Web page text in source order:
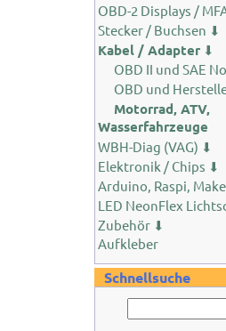
OBD-2 Displays /
Stecker / Buchsen ⬇
Kabel / Adapter ⬇
OBD II und SAE
OBD und
Motorrad, ATV,
Wasserfahrzeuge
WBH-Diag (VAG) ⬇
Elektronik / Chips ⬇
Arduino, Raspi,
LED NeonFlex
Zubehör ⬇
Aufkleber
Schnellsuche